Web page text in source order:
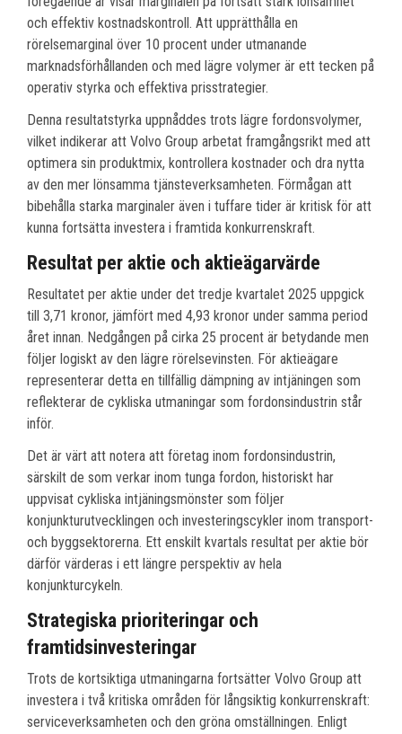
och effektiv kostnadskontroll. Att upprätthålla en
rörelsemarginal över 10 procent under utmanande
marknadsförhållanden och med lägre volymer är ett tecken på
operativ styrka och effektiva prisstrategier.
Denna resultatstyrka uppnåddes trots lägre fordonsvolymer,
vilket indikerar att Volvo Group arbetat framgångsrikt med att
optimera sin produktmix, kontrollera kostnader och dra nytta
av den mer lönsamma tjänsteverksamheten. Förmågan att
bibehålla starka marginaler även i tuffare tider är kritisk för att
kunna fortsätta investera i framtida konkurrenskraft.
Resultat per aktie och aktieägarvärde
Resultatet per aktie under det tredje kvartalet 2025 uppgick
till 3,71 kronor, jämfört med 4,93 kronor under samma period
året innan. Nedgången på cirka 25 procent är betydande men
följer logiskt av den lägre rörelsevinsten. För aktieägare
representerar detta en tillfällig dämpning av intjäningen som
reflekterar de cykliska utmaningar som fordonsindustrin står
inför.
Det är värt att notera att företag inom fordonsindustrin,
särskilt de som verkar inom tunga fordon, historiskt har
uppvisat cykliska intjäningsmönster som följer
konjunkturutvecklingen och investeringscykler inom transport-
och byggsektorerna. Ett enskilt kvartals resultat per aktie bör
därför värderas i ett längre perspektiv av hela
konjunkturcykeln.
Strategiska prioriteringar och
framtidsinvesteringar
Trots de kortsiktiga utmaningarna fortsätter Volvo Group att
investera i två kritiska områden för långsiktig konkurrenskraft:
serviceverksamheten och den gröna omställningen. Enligt